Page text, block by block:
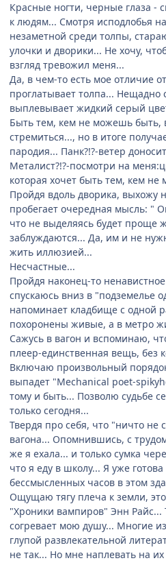
Красные ногти, черные глаза -
к людям... Смотря исподлобья
незаметной среди толпы,
улочки и дворики... Не хочу,
взгляд тревожил меня...
Да, в чем-то есть мое отличие
проглатывает толпа... Нещадно
выплевывает жидкий серый
Быть тем, кем не можешь быть,
стремиться..., но в итоге
пародия... Панк?!?-ветер
Металист?!?-посмотри на
которая хочет быть тем, кем не
Пройдя вдоль дворика, выхожу
пробегает очередная мысль: "
что не выделяясь будет проще
заблуждаются... Да, им и не
жить иллюзией...
Несчастные...
Пройдя наконец-то
спускаюсь вниз в "подземелье
напоминает кладбище с одной
похоронены живые, а в метро
Сажусь в вагон и вспоминаю,
плеер-единственная вещь, без
Включаю произвольный
выпадет "Mechanical poet-
тому и быть... Позволю судьбе
только сегодня...
Твердя про себя, что "ничто не
вагона... Опомнившись, с
же я ехала... и только сумка
что я еду в школу... Я уже
бессмысленных часов в этом
Ощущаю тягу плеча к земли,
"Хроники вампиров" Энн Райс...
согревает мою душу... Многие
глупой развлекательной
не так... Но мне наплевать на